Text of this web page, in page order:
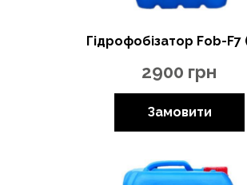
Гідрофобізатор Fob-F7
2900 грн
Замовити